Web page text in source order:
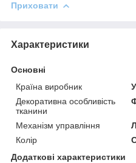
Приховати
Характеристики
Основні
Країна виробник
Декоративна особливість
тканини
Механізм управління
Колір
Додаткові характеристики